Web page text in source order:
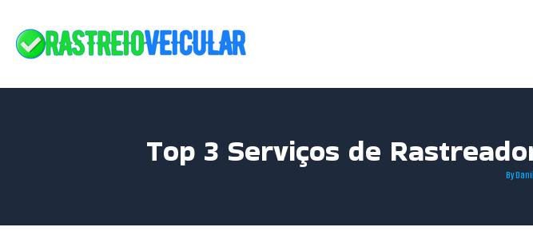
content
Top 3 Serviços de
By